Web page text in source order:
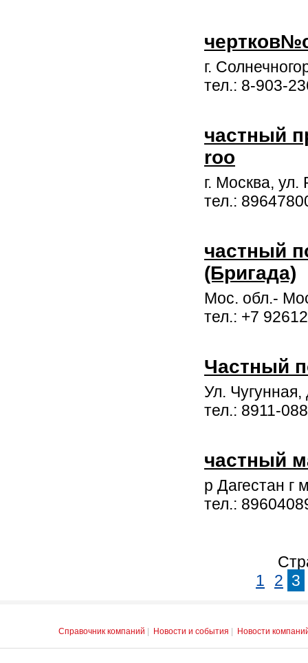
г.
тел.: 8-903-
частный
roo
г. Москва,
тел.:
частный
(Бригада)
Мос. обл.-
тел.: +7
Частный
Ул. Чугунная,
тел.: 8911-
частный
р Дагестан г
тел.:
1
2 3
Справочник компаний Новости и события Новости